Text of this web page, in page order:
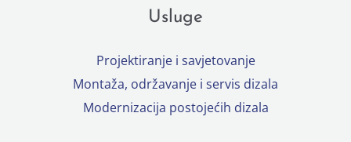
Usluge
Projektiranje i savjetovanje
Montaža, održavanje i servis dizala
Modernizacija postojećih dizala